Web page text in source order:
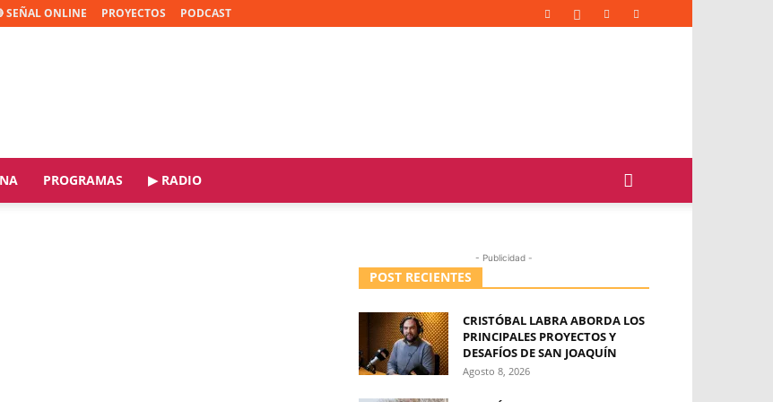
SEÑAL ONLINE PROYECTOS PODCAST
PROGRAMAS ▶ RADIO
- Publicidad -
POST RECIENTES
CRISTÓBAL LABRA ABORDA LOS
PRINCIPALES PROYECTOS Y
DESAFÍOS DE SAN JOAQUÍN
Agosto 8, 2026